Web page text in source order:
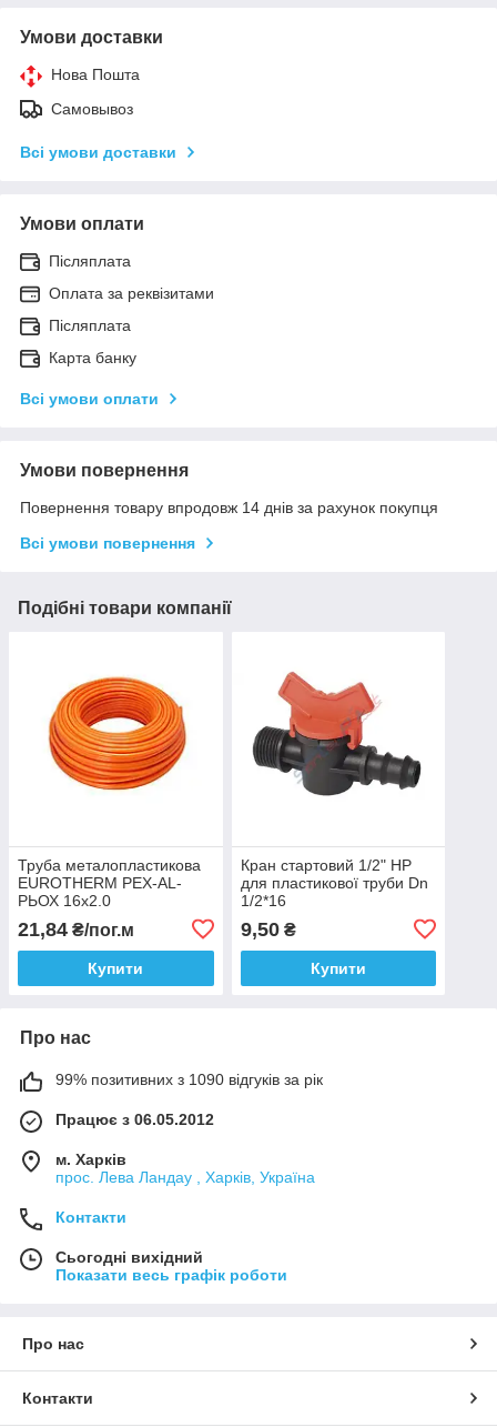
Умови доставки
Нова Пошта
Самовывоз
Всі умови доставки
Умови оплати
Післяплата
Оплата за реквізитами
Післяплата
Карта банку
Всі умови оплати
Умови повернення
Повернення товару впродовж 14 днів за рахунок покупця
Всі умови повернення
Подібні товари компанії
Труба металопластикова
EUROTHERM РЕХ-AL-
РЬОХ 16х2.0
21,84 ₴/пог.м
Купити
Кран стартовий 1/2" НР
для пластикової труби Dn
1/2*16
9,50₴
Купити
Про нас
99% позитивних з 1090 відгуків за рік
Працює з 06.05.2012
м. Харків
прос. Лева Ландау , Харків, Україна
Контакти
Сьогодні вихідний
Показати весь графік роботи
Про нас
Контакти